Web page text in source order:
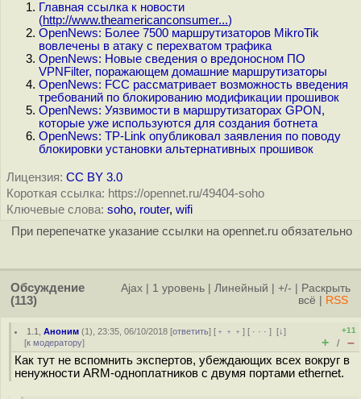
Главная ссылка к новости
(http://www.theamericanconsumer...)
OpenNews: Более 7500 маршрутизаторов MikroTik
вовлечены в атаку с перехватом трафика
OpenNews: Новые сведения о вредоносном ПО
VPNFilter, поражающем домашние маршрутизаторы
OpenNews: FCC рассматривает возможность введения
требований по блокированию модификации прошивок
OpenNews: Уязвимости в маршрутизаторах GPON,
которые уже используются для создания ботнета
OpenNews: TP-Link опубликовал заявления по поводу
блокировки установки альтернативных прошивок
Лицензия: CC BY 3.0
Короткая ссылка: https://opennet.ru/49404-soho
Ключевые слова: soho, router, wifi
При перепечатке указание ссылки на opennet.ru обязательно
Обсуждение
(113)
Ajax 1 уровень Линейный +/-
Раскрыть
всё
RSS
1.1 ,Аноним (1), 23:35, 06/10/2018 [ответить] [ ﹢﹢﹢] [ · · ·][↓]
[к модератору]
+11
+ / –
Как тут не вспомнить экспертов, убеждающих всех вокруг в
ненужности ARM-одноплатников с двумя портами ethernet.